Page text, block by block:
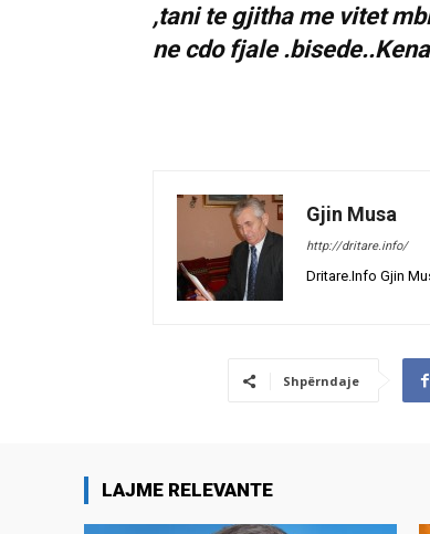
,tani te gjitha me vitet
ne cdo fjale
Gjin Musa
http://dritare.info/
Dritare.Info Gjin
Shpërndaje
LAJME RELEVANTE